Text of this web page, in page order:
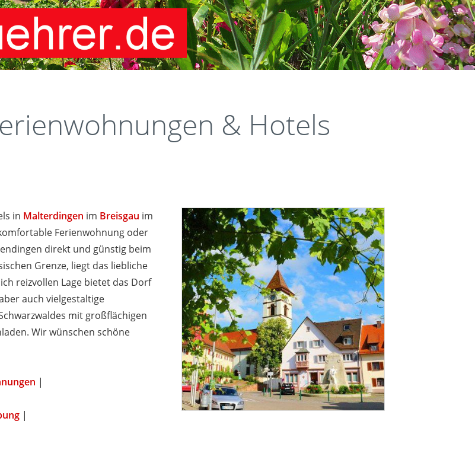
& Hotels
in Malterdingen im Breisgau im
Ferienwohnung oder
direkt und günstig beim
Grenze, liegt das liebliche
reizvollen Lage bietet das Dorf
auch vielgestaltige
mit großflächigen
Wir wünschen schöne
|
|